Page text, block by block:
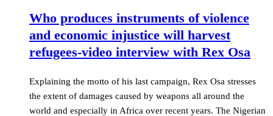
Who produces instruments of violence
and economic injustice will harvest
refugees-video interview with Rex Osa
Explaining the motto of his last campaign, Rex Osa stresses
the extent of damages caused by weapons all around the
world and especially in Africa over recent years. The Nigerian